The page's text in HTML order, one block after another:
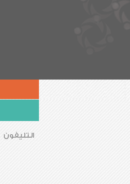
التليفون